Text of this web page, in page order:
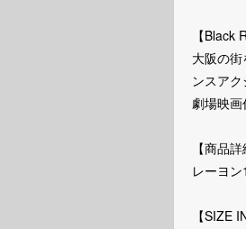
【Black
大阪の
ンスアク
劇場映
【商品詳
レーヨ
【SIZE